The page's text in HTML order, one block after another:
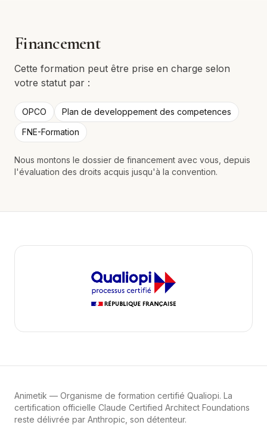
Financement
Cette formation peut être prise en charge selon
votre statut par :
OPCO
Plan de developpement des competences
FNE-Formation
Nous montons le dossier de financement avec vous, depuis
l'évaluation des droits acquis jusqu'à la convention.
Animetik — Organisme de formation certifié Qualiopi. La
certification officielle Claude Certified Architect Foundations
reste délivrée par Anthropic, son détenteur.